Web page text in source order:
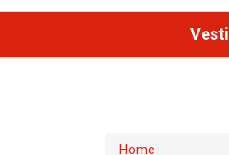
Vesti
Home